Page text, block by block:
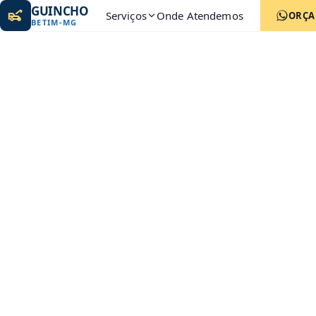
GUINCHO
BETIM-MG Serviços Onde Atendemos